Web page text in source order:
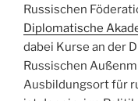
Russischen
Diplomatische
dabei Kurse an der
Russischen
Ausbildungsort für